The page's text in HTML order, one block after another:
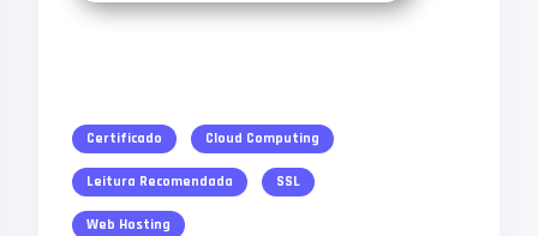
Certificado Cloud Computing
Leitura Recomendada SSL
Web Hosting